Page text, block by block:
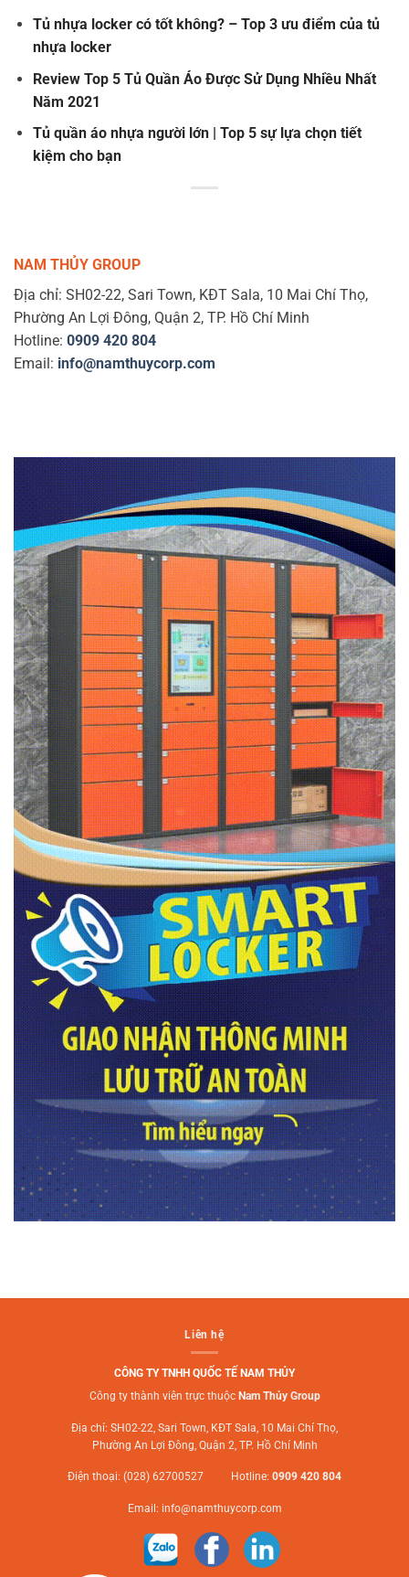
Tủ nhựa locker có tốt không? – Top 3 ưu điểm của tủ
nhựa locker
Review Top 5 Tủ Quần Áo Được Sử Dụng Nhiều Nhất
Năm 2021
Tủ quần áo nhựa người lớn | Top 5 sự lựa chọn tiết
kiệm cho bạn
NAM THỦY GROUP
Địa chỉ: SH02-22, Sari Town, KĐT Sala, 10 Mai Chí Thọ,
Phường An Lợi Đông, Quận 2, TP. Hồ Chí Minh
Hotline: 0909 420 804
Email: info@namthuycorp.com
Liên hệ
CÔNG TY TNHH QUỐC TẾ NAM THỦY
Công ty thành viên trực thuộc Nam Thủy Group
Địa chỉ: SH02-22, Sari Town, KĐT Sala, 10 Mai Chí Thọ,
Phường An Lợi Đông, Quận 2, TP. Hồ Chí Minh
Điện thoại: (028) 62700527 Hotline: 0909 420 804
Email: info@namthuycorp.com